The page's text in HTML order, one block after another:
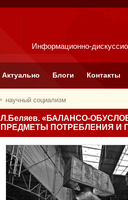
Информационно-
Актуально Блоги Контакты
научный социализм
Л.Беляев. «БАЛАНСО-
ПРЕДМЕТЫ ПОТРЕБЛЕНИЯ И